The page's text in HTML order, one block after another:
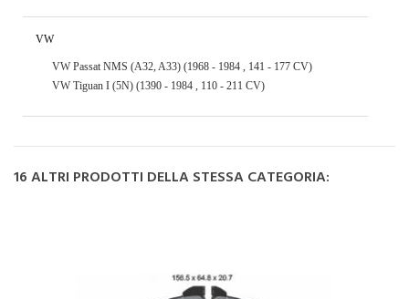
VW
VW Passat NMS (A32, A33) (1968 - 1984 , 141 - 177 CV)
VW Tiguan I (5N) (1390 - 1984 , 110 - 211 CV)
16 ALTRI PRODOTTI DELLA STESSA CATEGORIA: